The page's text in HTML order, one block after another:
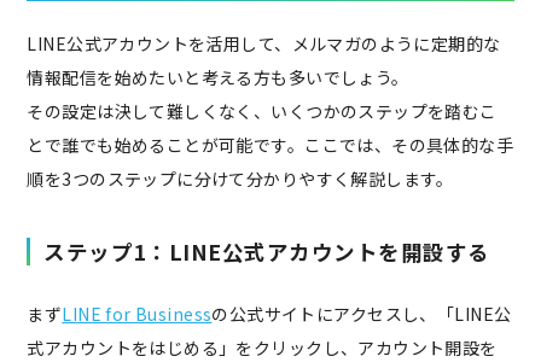
LINE公式アカウントを活用して、メルマガのように定期的な
情報配信を始めたいと考える方も多いでしょう。
その設定は決して難しくなく、いくつかのステップを踏むこ
とで誰でも始めることが可能です。ここでは、その具体的な手
順を3つのステップに分けて分かりやすく解説します。
ステップ1：LINE公式アカウントを開設する
まずLINE for Businessの公式サイトにアクセスし、「LINE公
式アカウントをはじめる」をクリックし、アカウント開設を